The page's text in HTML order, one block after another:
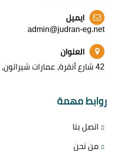
ايميل
admin@judran-eg.net
العنوان
42 شارع أنقرة, عمارات شيراتون, النزهة
روابط مهمة
اتصل بنا
من نحن